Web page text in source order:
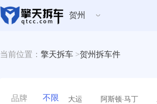
贺州
当前位置： 擎天拆车 >贺州拆车件
品牌 不限 大运 阿斯顿·马丁